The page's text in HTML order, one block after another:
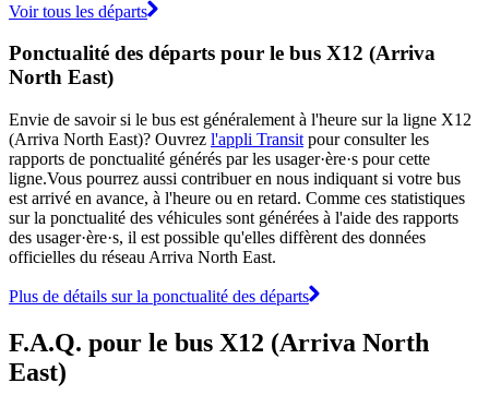
Voir tous les départs
Ponctualité des départs pour le bus X12 (Arriva
North East)
Envie de savoir si le bus est généralement à l'heure sur la ligne X12
(Arriva North East)? Ouvrez l'appli Transit pour consulter les
rapports de ponctualité générés par les usager·ère·s pour cette
ligne.Vous pourrez aussi contribuer en nous indiquant si votre bus
est arrivé en avance, à l'heure ou en retard. Comme ces statistiques
sur la ponctualité des véhicules sont générées à l'aide des rapports
des usager·ère·s, il est possible qu'elles diffèrent des données
officielles du réseau Arriva North East.
Plus de détails sur la ponctualité des départs
F.A.Q. pour le bus X12 (Arriva North
East)